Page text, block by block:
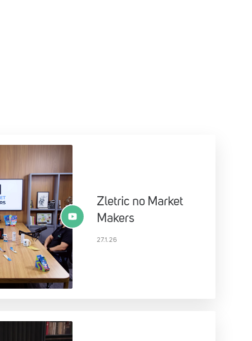
Zletric no Market
Makers
27.1.26